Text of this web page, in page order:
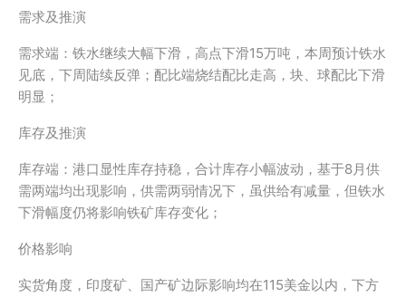
需求及推演
需求端：铁水继续大幅下滑，高点下滑15万吨，本周预计铁水
见底，下周陆续反弹；配比端烧结配比走高，块、球配比下滑
明显；
库存及推演
库存端：港口显性库存持稳，合计库存小幅波动，基于8月供
需两端均出现影响，供需两弱情况下，虽供给有减量，但铁水
下滑幅度仍将影响铁矿库存变化；
价格影响
实货角度，印度矿、国产矿边际影响均在115美金以内，下方